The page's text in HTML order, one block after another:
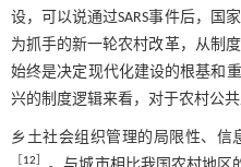
设，可以说通过SARS事件后，
为抓手的新一轮农村改革，从制
始终是决定现代化建设的根基和
兴的制度逻辑来看，对于农村公
乡土社会组织管理的局限性、信
12